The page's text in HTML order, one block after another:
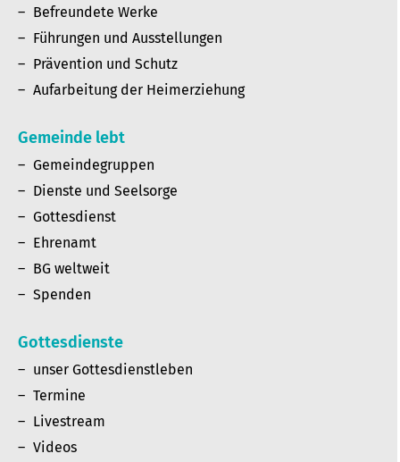
Befreundete Werke
Führungen und Ausstellungen
Prävention und Schutz
Aufarbeitung der Heimerziehung
Gemeinde lebt
Gemeindegruppen
Dienste und Seelsorge
Gottesdienst
Ehrenamt
BG weltweit
Spenden
Gottesdienste
unser Gottesdienstleben
Termine
Livestream
Videos